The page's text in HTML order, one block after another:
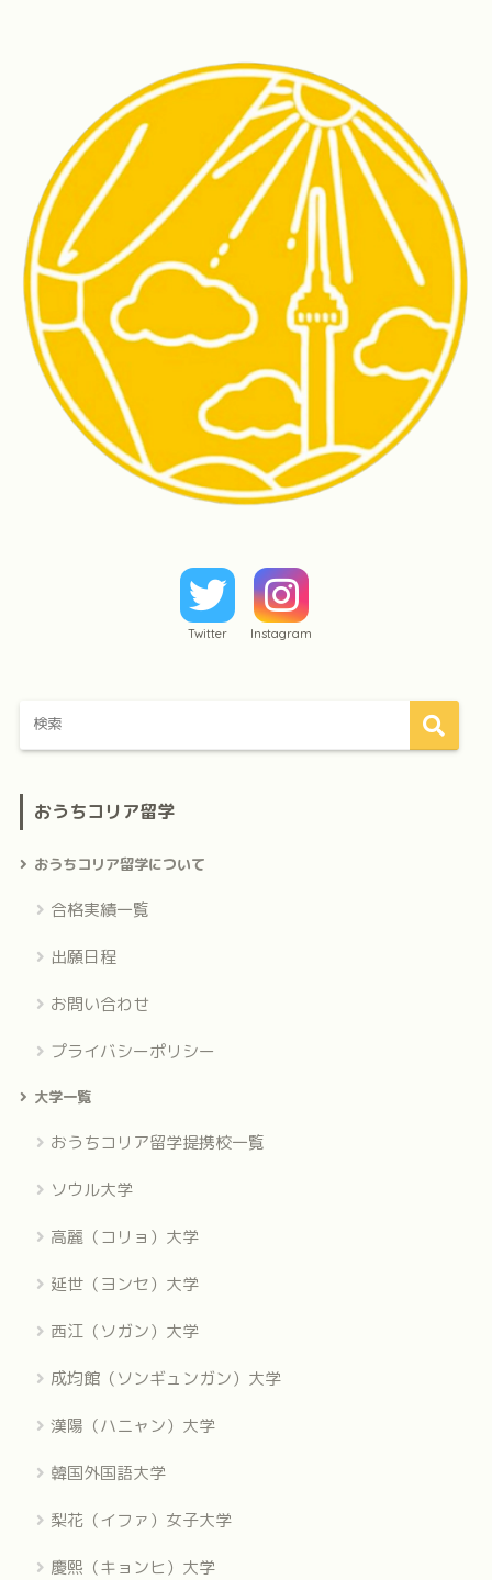
Twitter Instagram
おうちコリア留学
おうちコリア留学について
合格実績一覧
出願日程
お問い合わせ
プライバシーポリシー
大学一覧
おうちコリア留学提携校一覧
ソウル大学
高麗（コリョ）大学
延世（ヨンセ）大学
西江（ソガン）大学
成均館（ソンギュンガン）大学
漢陽（ハニャン）大学
韓国外国語大学
梨花（イファ）女子大学
慶熙（キョンヒ）大学